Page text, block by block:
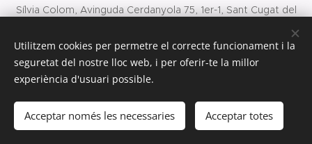
Sílvia Colom, Avinguda Cerdanyola 75, 1er-1, Sant Cugat del
Whatsapp) email: silvia.colom@gmail.com
Avís Legal
Cookies
Llengües
Español
Català
Utilitzem cookies per permetre el correcte funcionament i la
seguretat del nostre lloc web, i per oferir-te la millor
experiència d'usuari possible.
Acceptar només les necessaries Acceptar totes